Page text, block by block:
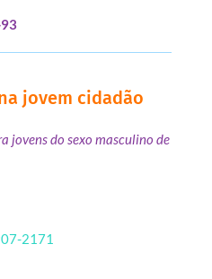
jovem cidadão
jovens do sexo masculino de
2171